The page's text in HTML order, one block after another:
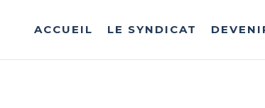
ACCUEIL LE SYNDICAT